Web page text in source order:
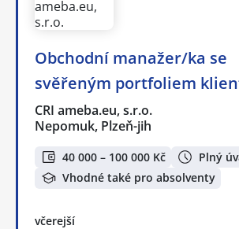
Obchodní manažer/ka se
svěřeným portfoliem
CRI ameba.eu, s.r.o.
Nepomuk, Plzeň-jih
40 000 – 100 000 Kč
Plný
Vhodné také pro absolventy
včerejší